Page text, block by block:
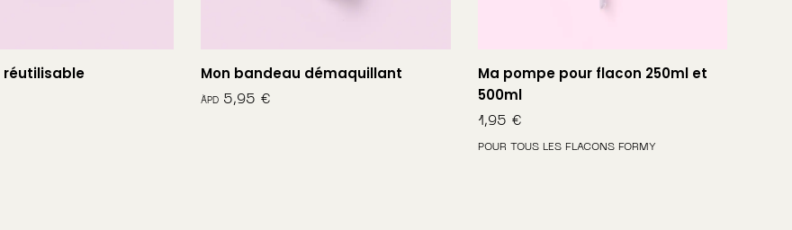
réutilisable Mon bandeau démaquillant
€
Ma pompe pour flacon 250ml et
500ml
1,95 €
POUR TOUS LES FLACONS FORMY